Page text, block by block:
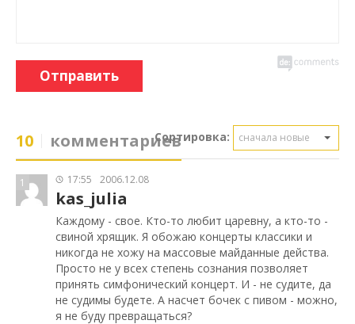
Отправить
10 комментариевСортировка: сначала новые
1 17:55 2006.12.08
kas_julia
Каждому - свое. Кто-то любит царевну, а кто-то -
свиной хрящик. Я обожаю концерты классики и
никогда не хожу на массовые майданные действа.
Просто не у всех степень сознания позволяет
принять симфонический концерт. И - не судите, да
не судимы будете. А насчет бочек с пивом - можно,
я не буду превращаться?